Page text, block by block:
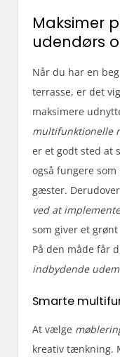
Maksimer
udendørs
Når du har en
terrasse, er det
maksimere
multifunktionelle
er et godt sted at
også fungere
gæster.
ved at
som giver et
På den måde får
indbydende
Smarte
At vælge
kreativ tænkning.